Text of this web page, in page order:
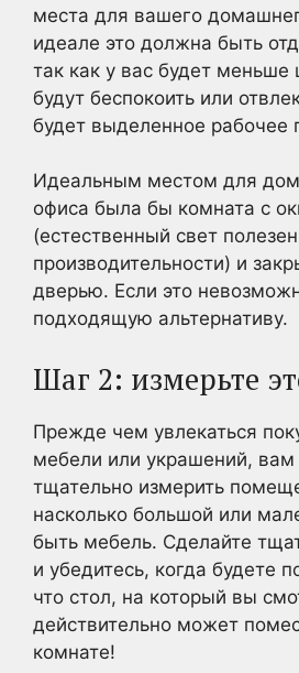
места для вашего
идеале это должна быть
так как у вас будет меньше
будут беспокоить или
будет выделенное рабочее
Идеальным местом для
офиса была бы комната с
(естественный свет
производительности) и
дверью. Если это
подходящую альтернативу.
Шаг 2: измерьте
Прежде чем увлекаться
мебели или украшений, вам
тщательно измерить
насколько большой или
быть мебель. Сделайте
и убедитесь, когда будете
что стол, на который вы
действительно может
комнате!